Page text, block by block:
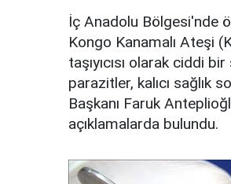
İç Anadolu Bölgesi'nde
Kongo Kanamalı Ateşi
taşıyıcısı olarak ciddi
parazitler, kalıcı sağlık
Başkanı Faruk
açıklamalarda bulundu.